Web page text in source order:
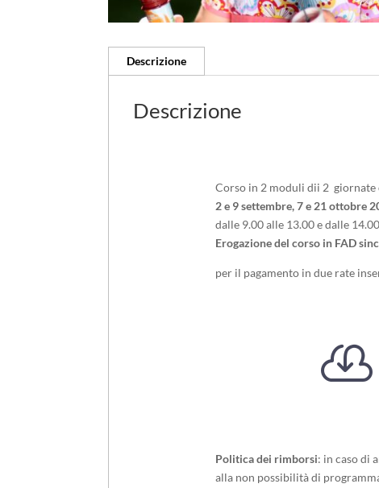
Descrizione
Descrizione
Corso in 2 moduli dii 2 giornate
2 e 9 settembre, 7 e 21 ottobre
dalle 9.00 alle 13.00 e dalle
Erogazione del corso in FAD
per il pagamento in due rate

Politica dei rimborsi: in caso di
alla non possibilità di